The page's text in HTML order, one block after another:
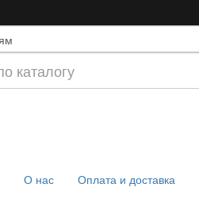
О нас Оплата и доставка